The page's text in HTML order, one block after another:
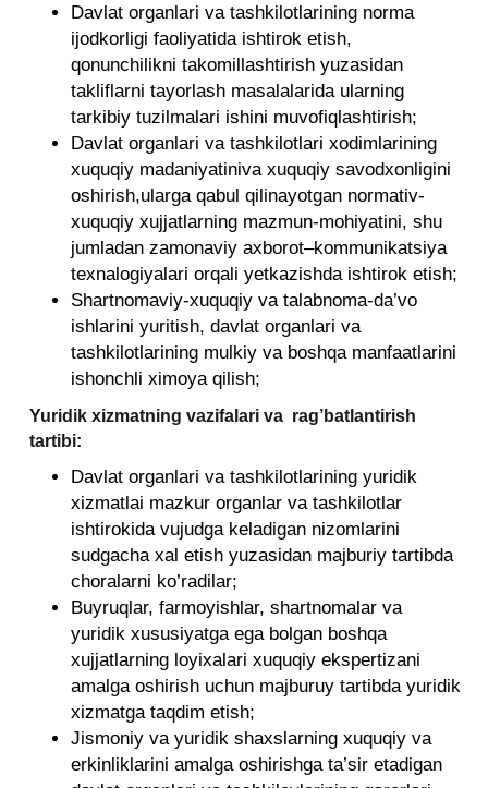
Davlat organlari va tashkilotlarining norma
ijodkorligi faoliyatida ishtirok etish,
qonunchilikni takomillashtirish yuzasidan
takliflarni tayorlash masalalarida ularning
tarkibiy tuzilmalari ishini muvofiqlashtirish;
Davlat organlari va tashkilotlari xodimlarining
xuquqiy madaniyatiniva xuquqiy savodxonligini
oshirish,ularga qabul qilinayotgan normativ-
xuquqiy xujjatlarning mazmun-mohiyatini, shu
jumladan zamonaviy axborot–kommunikatsiya
texnalogiyalari orqali yetkazishda ishtirok etish;
Shartnomaviy-xuquqiy va talabnoma-da’vo
ishlarini yuritish, davlat organlari va
tashkilotlarining mulkiy va boshqa manfaatlarini
ishonchli ximoya qilish;
Yuridik xizmatning vazifalari va rag’batlantirish
tartibi:
Davlat organlari va tashkilotlarining yuridik
xizmatlai mazkur organlar va tashkilotlar
ishtirokida vujudga keladigan nizomlarini
sudgacha xal etish yuzasidan majburiy tartibda
choralarni ko’radilar;
Buyruqlar, farmoyishlar, shartnomalar va
yuridik xususiyatga ega bolgan boshqa
xujjatlarning loyixalari xuquqiy ekspertizani
amalga oshirish uchun majburuy tartibda yuridik
xizmatga taqdim etish;
Jismoniy va yuridik shaxslarning xuquqiy va
erkinliklarini amalga oshirishga ta’sir etadigan